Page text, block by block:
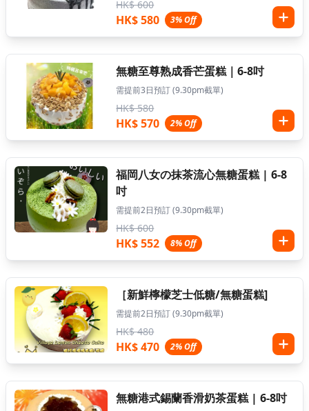
HK$ 600
HK$ 580 3% Off
無糖至尊熟成香芒蛋糕｜6-8吋
需提前3日預訂 (9.30pm截單)
HK$ 580
HK$ 570 2% Off
福岡八女の抹茶流心無糖蛋糕 | 6-8
吋
需提前2日預訂 (9.30pm截單)
HK$ 600
HK$ 552 8% Off
［新鮮檸檬芝士低糖/無糖蛋糕]
需提前2日預訂 (9.30pm截單)
HK$ 480
HK$ 470 2% Off
無糖港式錫蘭香滑奶茶蛋糕 | 6-8吋